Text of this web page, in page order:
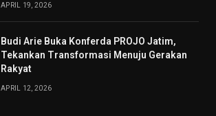
APRIL 19, 2026
Budi Arie Buka Konferda PROJO Jatim,
Tekankan Transformasi Menuju Gerakan
Rakyat
APRIL 12, 2026